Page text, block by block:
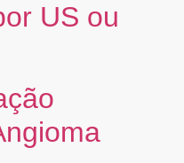
US ou